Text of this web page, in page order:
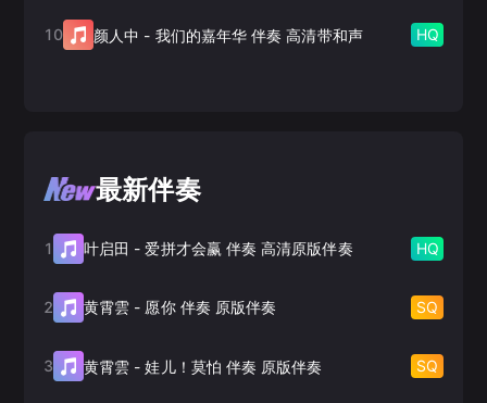
10 颜人中 - 我们的嘉年华 伴奏 高清带和声 HQ
最新伴奏
1 叶启田 -爱拼才会赢 伴奏 高清原版伴奏 HQ
2 黄霄雲 - 愿你 伴奏 原版伴奏 SQ
3 黄霄雲 -娃儿！莫怕 伴奏 原版伴奏 SQ